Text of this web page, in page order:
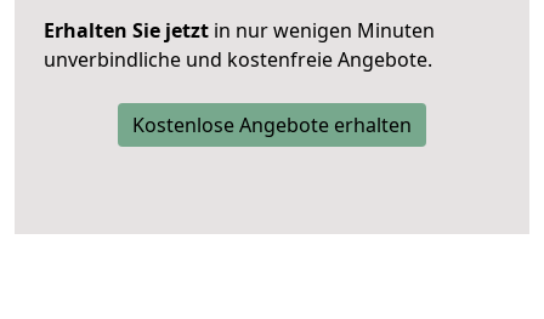
Erhalten Sie jetzt in nur wenigen Minuten
unverbindliche und kostenfreie Angebote.
Kostenlose Angebote erhalten